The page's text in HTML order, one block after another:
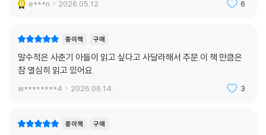
라 흔들림을 최소화하는 멘탈 전략 등이 제시된다. 또한 각 장마다 실천 과
고 실제 변화로 이어지도록 돕는다. 인간의 역량은 고정된 것이 아니다. 노
된 단련을 통해 축적되는 힘이며, 자신의 잠재력을 신뢰하며 끝까지 나아
가는 과정 그 자체에서 완성된다.
전 세계 75만 독자가 선택한 인생의 지침서
e***n 2026.05.12. 6
종이책 구매
말수적은 사춘기 아들이 읽고 싶다고 사달라해서 주문.이 책 만큼은
참 열심히 읽고 있어요.
w********4 2026.06.14. 3
종이책 구매